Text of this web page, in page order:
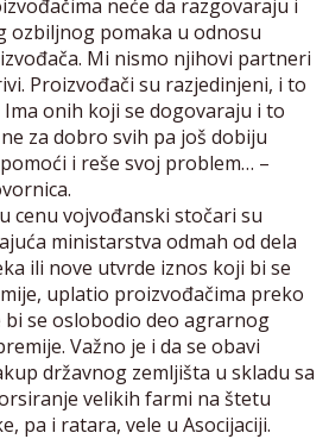
neće da razgovaraju i
ozbiljnog pomaka u odnosu
Mi nismo njihovi partneri
Proizvođači su razjedinjeni, i to
onih koji se dogovaraju i to
za dobro svih pa još dobiju
i reše svoj problem… –
cenu vojvođanski stočari su
ministarstva odmah od dela
ili nove utvrde iznos koji bi se
uplatio proizvođačima preko
bi se oslobodio deo agrarnog
Važno je i da se obavi
državnog zemljišta u skladu sa
velikih farmi na štetu
pa i ratara, vele u Asocijaciji.